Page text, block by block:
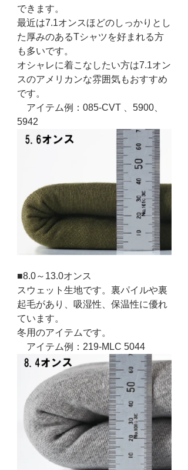
できます。
最近は7.1オンスほどのしっかりとし
た厚みのあるTシャツを好まれる方
も多いです。
オシャレに着こなしたい方は7.1オン
スのアメリカンな雰囲気もおすすめ
です。
アイテム例：085-CVT 、5900、
5942
■8.0～13.0オンス
スウェット生地です。裏パイルや裏
起毛があり、吸湿性、保温性に優れ
ています。
冬用のアイテムです。
アイテム例：219-MLC 5044